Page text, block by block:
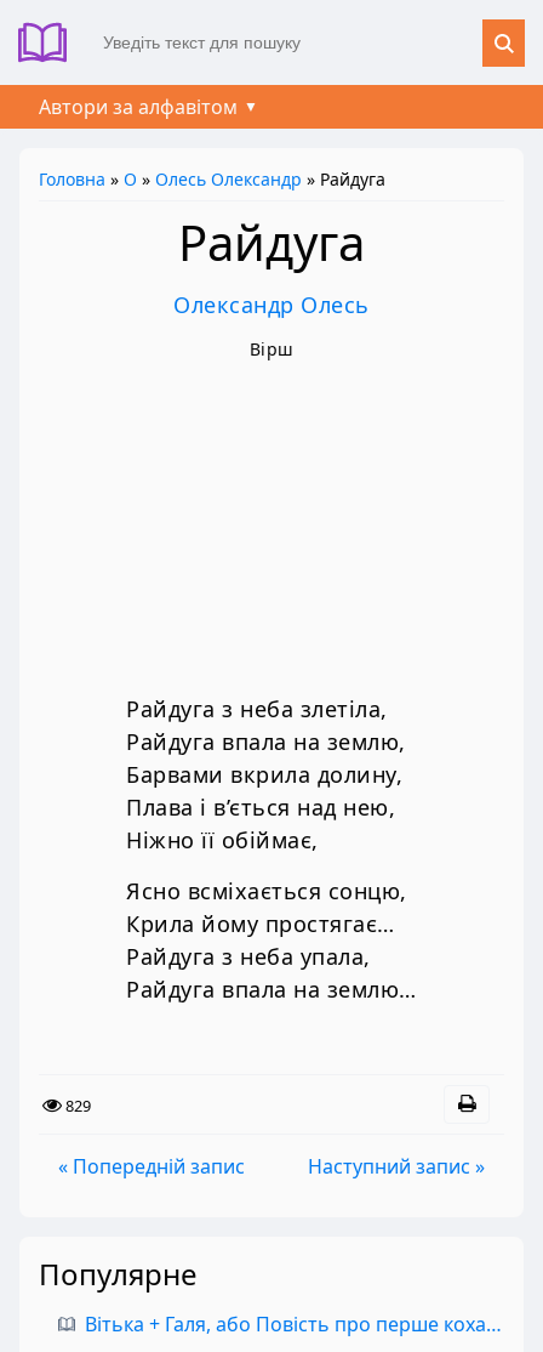
Автори за алфавітом
Головна » О » Олесь Олександр » Райдуга
Райдуга
Олександр Олесь
Вірш
Райдуга з неба злетіла,
Райдуга впала на землю,
Барвами вкрила долину,
Плава і в’ється над нею,
Ніжно її обіймає,
Ясно всміхається сонцю,
Крила йому простягає…
Райдуга з неба упала,
Райдуга впала на землю…
829
« Попередній запис Наступний запис »
Популярне
Вітька + Галя, або Повість про перше кохання